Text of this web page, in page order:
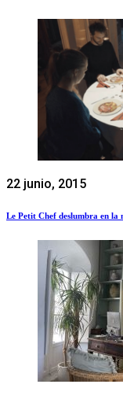
22 junio, 2015
Le Petit Chef deslumbra en la